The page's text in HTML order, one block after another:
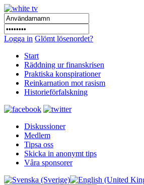
Logga in Glömt lösenordet?
Start
Räddning ur finanskrisen
Praktiska konspirationer
Reinkarnation mot rasism
Historieförfalskning
Diskussioner
Medlem
Tipsa oss
Skicka in anonymt tips
Våra sponsorer